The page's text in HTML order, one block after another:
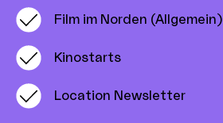
Film im Norden (Allgemein)
Kinostarts
Location Newsletter